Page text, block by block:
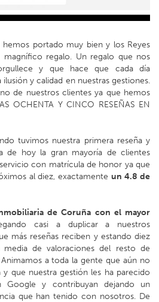
portado muy bien y los Reyes
regalo. Un regalo que nos
y que hace que cada día
y calidad en nuestras gestiones.
de nuestros clientes ya que hemos
OCHENTA Y CINCO RESEÑAS EN
tuvimos nuestra primera reseña y
de hoy la gran mayoría de clientes
con matrícula de honor ya que
al diez, exactamenteun 4.8 de
de Coruña con el mayor
casi a duplicar a nuestros
más reseñas reciben y estando diez
de valoraciones del resto de
a toda la gente que aún no
y que nuestra gestión les ha parecido
y contribuyan dejando un
que han tenido con nosotros. De